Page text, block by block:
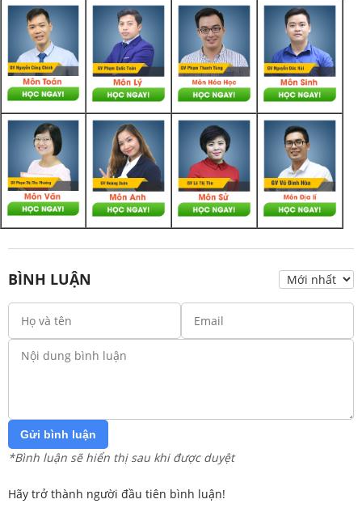
BÌNH LUẬN
Gửi bình luận
*Bình luận sẽ hiển thị sau khi được duyệt
Hãy trở thành người đầu tiên bình luận!